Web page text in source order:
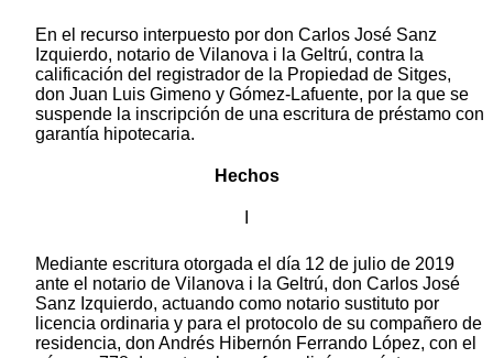
En el recurso interpuesto por don Carlos José Sanz
Izquierdo, notario de Vilanova i la Geltrú, contra la
calificación del registrador de la Propiedad de Sitges,
don Juan Luis Gimeno y Gómez-Lafuente, por la que se
suspende la inscripción de una escritura de préstamo con
garantía hipotecaria.
Hechos
Mediante escritura otorgada el día 12 de julio de 2019
ante el notario de Vilanova i la Geltrú, don Carlos José
Sanz Izquierdo, actuando como notario sustituto por
licencia ordinaria y para el protocolo de su compañero de
residencia, don Andrés Hibernón Ferrando López, con el